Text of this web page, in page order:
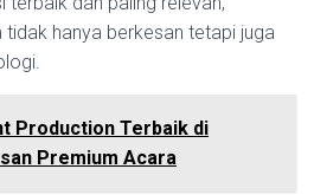
hanya berkesan tetapi juga
Production Terbaik di
Premium Acara